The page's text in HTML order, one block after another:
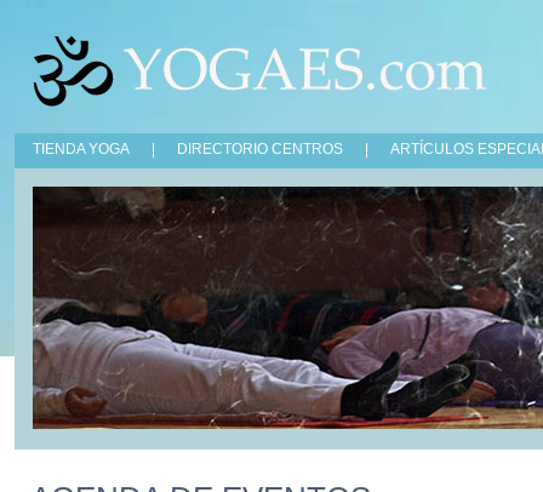
TIENDA YOGA DIRECTORIO CENTROS ARTÍCULOS